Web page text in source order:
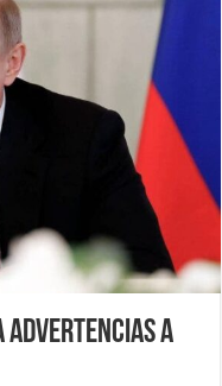
advertencias a